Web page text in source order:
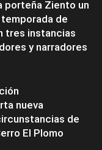
porteña Ziento un
de
tres instancias
y narradores
nueva
de
El Plomo